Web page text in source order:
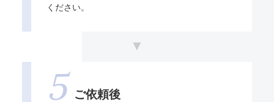
ください。
ご依頼後